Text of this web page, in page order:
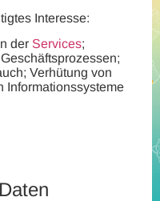
Interesse:
der Services;
Verhütung von
Informationssysteme